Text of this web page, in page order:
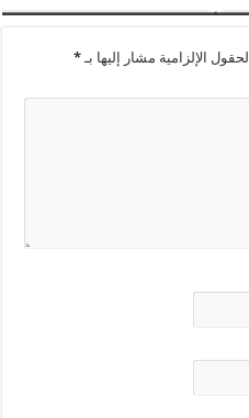
الحقول الإلزامية مشار إليها بـ*